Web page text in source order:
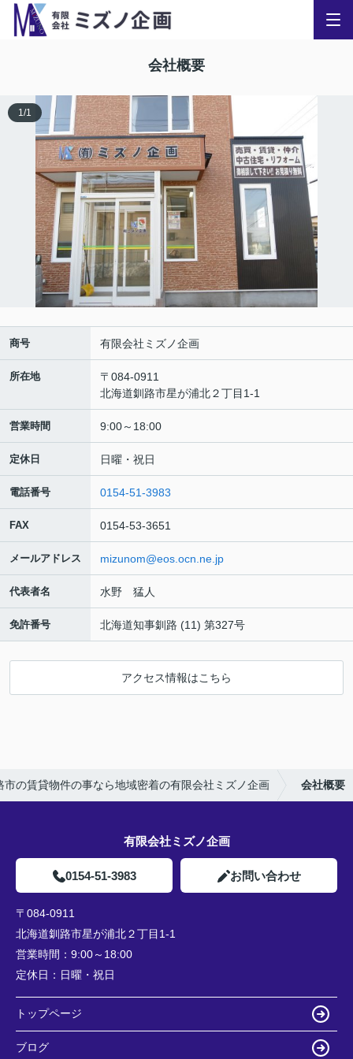
会社概要
1/1
商号 有限会社ミズノ企画
所在地
〒084-0911
北海道釧路市星が浦北２丁目1-1
営業時間 9:00～18:00
定休日 日曜・祝日
電話番号 0154-51-3983
FAX 0154-53-3651
メールアドレス mizunom@eos.ocn.ne.jp
代表者名 水野 猛人
免許番号 北海道知事釧路 (11) 第327号
アクセス情報はこちら
市の賃貸物件の事なら地域密着の有限会社ミズノ企画 会社概要
有限会社ミズノ企画
0154-51-3983 お問い合わせ
〒084-0911
北海道釧路市星が浦北２丁目1-1
営業時間： 9:00～18:00
定休日： 日曜・祝日
トップページ
ブログ